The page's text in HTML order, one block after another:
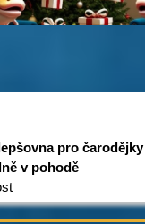
pro čarodějky
v pohodě